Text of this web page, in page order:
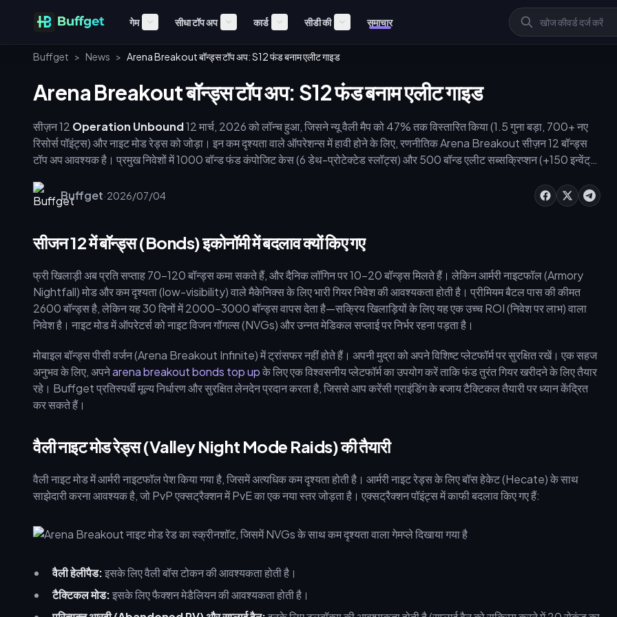
गेम सीधा टॉप अप कार्ड सीडी की समाचार
Buffget > News > Arena Breakout बॉन्ड्स टॉप अप: S12 फंड बनाम एलीट गाइड
Arena Breakout बॉन्ड्स टॉप अप: S12 फंड बनाम एलीट गाइड
सीज़न 12 Operation Unbound12 मार्च, 2026 को लॉन्च हुआ, जिसने न्यू वैली मैप को 47% तक विस्तारित किया (1.5 गुना बड़ा, 700+ नए
रिसोर्स पॉइंट्स) और नाइट मोड रेड्स को जोड़ा। इन कम दृश्यता वाले ऑपरेशन्स में हावी होने के लिए, रणनीतिक Arena Breakout सीज़न 12 बॉन्ड्स
टॉप अप आवश्यक है। प्रमुख निवेशों में 1000 बॉन्ड फंड कंपोजिट केस (6 डेथ-प्रोटेक्टेड स्लॉट्स) और 500 बॉन्ड एलीट सब्सक्रिप्शन (+150 इन्वेंट्री
Buffget·2026/07/04
सीजन 12 में बॉन्ड्स (Bonds) इकोनॉमी में बदलाव क्यों किए गए
फ्री खिलाड़ी अब प्रति सप्ताह 70-120 बॉन्ड्स कमा सकते हैं, और दैनिक लॉगिन पर 10-20 बॉन्ड्स मिलते हैं। लेकिन आर्मरी नाइटफॉल (Armory
Nightfall) मोड और कम दृश्यता (low-visibility) वाले मैकेनिक्स के लिए भारी गियर निवेश की आवश्यकता होती है। प्रीमियम बैटल पास की कीमत
2600 बॉन्ड्स है, लेकिन यह 30 दिनों में 2000-3000 बॉन्ड्स वापस देता है—सक्रिय खिलाड़ियों के लिए यह एक उच्च ROI (निवेश पर लाभ) वाला
निवेश है। नाइट मोड में ऑपरेटर्स को नाइट विजन गॉगल्स (NVGs) और उन्नत मेडिकल सप्लाई पर निर्भर रहना पड़ता है।
मोबाइल बॉन्ड्स पीसी वर्जन (Arena Breakout Infinite) में ट्रांसफर नहीं होते हैं। अपनी मुद्रा को अपने विशिष्ट प्लेटफॉर्म पर सुरक्षित रखें। एक सहज
अनुभव के लिए, अपनेarena breakout bonds top upके लिए एक विश्वसनीय प्लेटफॉर्म का उपयोग करें ताकि फंड तुरंत गियर खरीदने के लिए तैयार
रहे। Buffget प्रतिस्पर्धी मूल्य निर्धारण और सुरक्षित लेनदेन प्रदान करता है, जिससे आप करेंसी ग्राइंडिंग के बजाय टैक्टिकल तैयारी पर ध्यान केंद्रित
कर सकते हैं।
वैली नाइट मोड रेड्स (Valley Night Mode Raids) की तैयारी
वैली नाइट मोड में आर्मरी नाइटफॉल पेश किया गया है, जिसमें अत्यधिक कम दृश्यता होती है। आर्मरी नाइट रेड्स के लिए बॉस हेकेट (Hecate) के साथ
साझेदारी करना आवश्यक है, जो PvP एक्सट्रैक्शन में PvE का एक नया स्तर जोड़ता है। एक्सट्रैक्शन पॉइंट्स में काफी बदलाव किए गए हैं:
वैली हेलीपैड:इसके लिए वैली बॉस टोकन की आवश्यकता होती है।
टैक्टिकल मोड:इसके लिए फैक्शन मेडैलियन की आवश्यकता होती है।